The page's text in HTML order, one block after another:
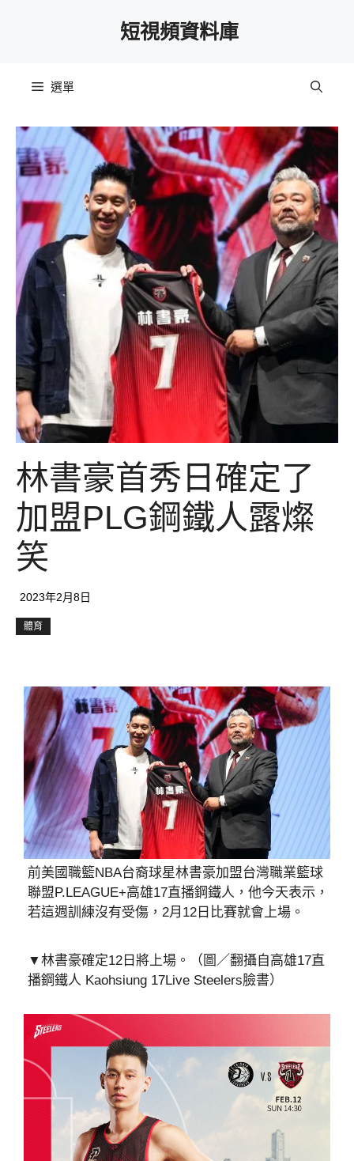
短視頻資料庫
選單
林書豪首秀日確定了
加盟PLG鋼鐵人露燦
笑
2023年2月8日
體育
前美國職籃NBA台裔球星林書豪加盟台灣職業籃球
聯盟P.LEAGUE+高雄17直播鋼鐵人，他今天表示，
若這週訓練沒有受傷，2月12日比賽就會上場。
▼林書豪確定12日將上場。（圖／翻攝自高雄17直
播鋼鐵人 Kaohsiung 17Live Steelers臉書）